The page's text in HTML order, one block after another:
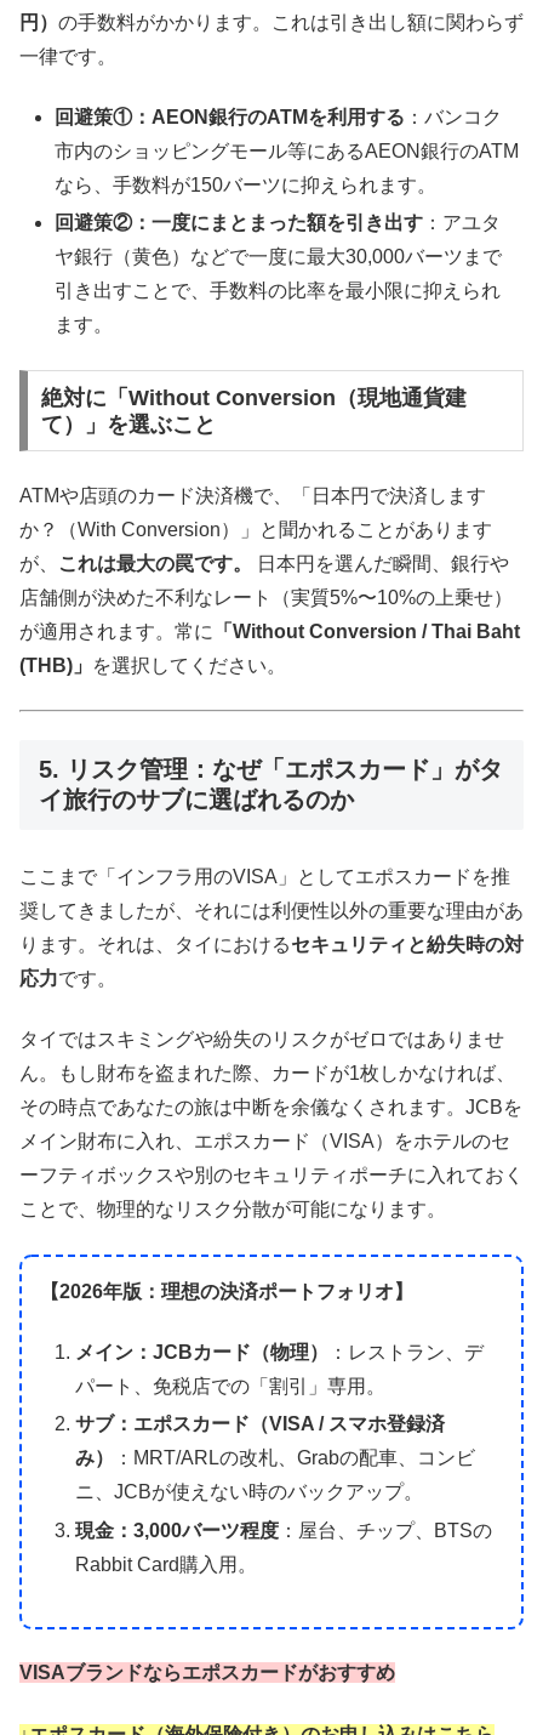
円） の手数料がかかります。これは引き出し額に関わらず
一律です。
回避策①：AEON銀行のATMを利用する ：バンコク
市内のショッピングモール等にあるAEON銀行のATM
なら、手数料が150バーツに抑えられます。
回避策②：一度にまとまった額を引き出す ：アユタ
ヤ銀行（黄色）などで一度に最大30,000バーツまで
引き出すことで、手数料の比率を最小限に抑えられ
ます。
絶対に「Without Conversion（現地通貨建
て）」を選ぶこと
ATMや店頭のカード決済機で、「日本円で決済します
か？（With Conversion）」と聞かれることがあります
が、
これは最大の罠です。
日本円を選んだ瞬間、銀行や
店舗側が決めた不利なレート（実質5%〜10%の上乗せ）
が適用されます。常に
「Without Conversion / Thai Baht
(THB)」
を選択してください。
5. リスク管理：なぜ「エポスカード」がタ
イ旅行のサブに選ばれるのか
ここまで「インフラ用のVISA」としてエポスカードを推
奨してきましたが、それには利便性以外の重要な理由があ
ります。それは、タイにおけるセキュリティと紛失時の対
応力です。
タイではスキミングや紛失のリスクがゼロではありませ
ん。もし財布を盗まれた際、カードが1枚しかなければ、
その時点であなたの旅は中断を余儀なくされます。JCBを
メイン財布に入れ、エポスカード（VISA）をホテルのセ
ーフティボックスや別のセキュリティポーチに入れておく
ことで、物理的なリスク分散が可能になります。
【2026年版：理想の決済ポートフォリオ】
メイン：JCBカード（物理）
：レストラン、デ
パート、免税店での「割引」専用。
サブ：エポスカード（VISA / スマホ登録済
み）
：MRT/ARLの改札、Grabの配車、コンビ
ニ、JCBが使えない時のバックアップ。
現金：3,000バーツ程度 ：屋台、チップ、BTSの
Rabbit Card購入用。
VISAブランドならエポスカードがおすすめ